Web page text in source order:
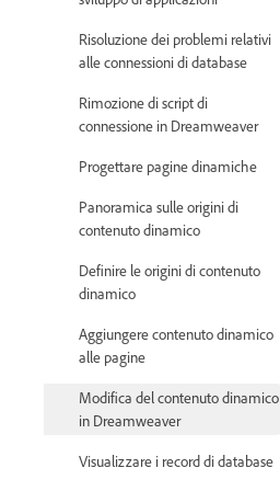
Risoluzione dei problemi relativi
alle connessioni di database
Rimozione di script di
connessione in Dreamweaver
Progettare pagine dinamiche
Panoramica sulle origini di
contenuto dinamico
Definire le origini di contenuto
dinamico
Aggiungere contenuto dinamico
alle pagine
Modifica del contenuto dinamico
in Dreamweaver
Visualizzare i record di database